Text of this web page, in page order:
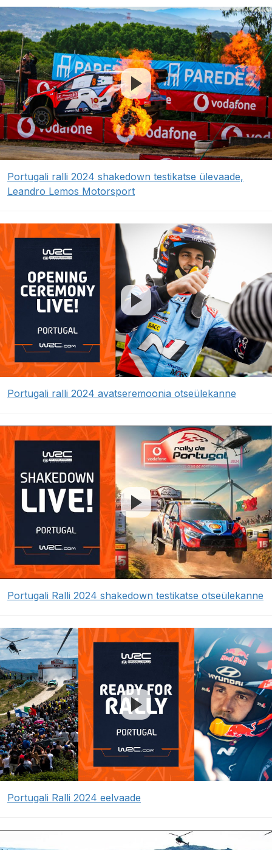
Portugali ralli 2024 shakedown testikatse ülevaade,
Leandro Lemos Motorsport
Portugali ralli 2024 avatseremoonia otseülekanne
Portugali Ralli 2024 shakedown testikatse otseülekanne
Portugali Ralli 2024 eelvaade